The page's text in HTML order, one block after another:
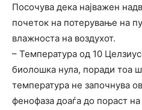
Посочува дека најважен
почеток на потерување на
влажноста на воздухот.
– Температура од 10
биолошка нула, поради тоа
температура не започнува
фенофаза доаѓа до пораст на